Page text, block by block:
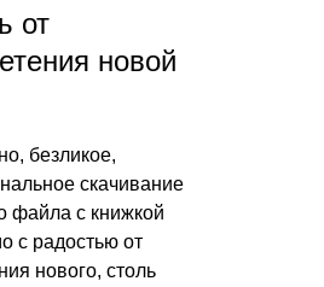
от
новой
безликое,
скачивание
файла с книжкой
с радостью от
нового, столь